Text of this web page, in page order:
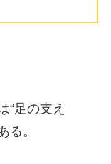
“足の支え
る。